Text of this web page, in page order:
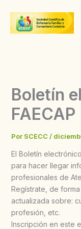
contenido
Boletín
FAECAP
Por SCECC /
El Boletín
para hacer llegar
profesionales de
Regístrate, de
actualizada sobre:
profesión, etc.
Inscripción en este